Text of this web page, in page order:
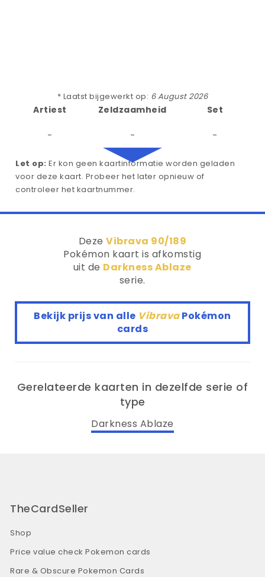
* Laatst bijgewerkt op: 6 August 2026
Artiest
-
Zeldzaamheid
-
Set
-
Let op: Er kon geen kaartinformatie worden geladen
voor deze kaart. Probeer het later opnieuw of
controleer het kaartnummer.
DezeVibrava 90/189
Pokémon kaart is afkomstig
uit de Darkness Ablaze
serie.
Bekijk prijs van alle VibravaPokémon
cards
Gerelateerde kaarten in dezelfde serie of
type
Darkness Ablaze
TheCardSeller
Shop
Price value check Pokemon cards
Rare & Obscure Pokemon Cards